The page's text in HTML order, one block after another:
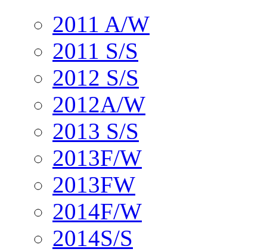
2011 A/W
2011 S/S
2012 S/S
2012A/W
2013 S/S
2013F/W
2013FW
2014F/W
2014S/S